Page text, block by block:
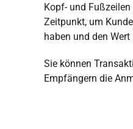
Kopf- und
Zeitpunkt, um
haben und den
Sie können
Empfängern die